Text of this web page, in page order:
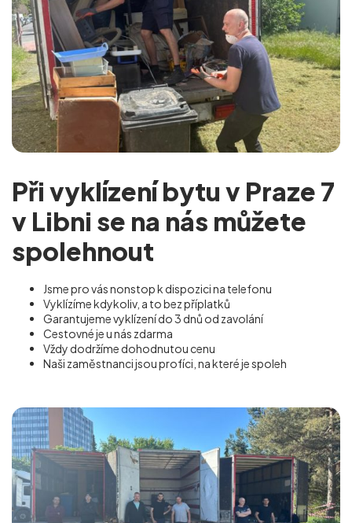
Při vyklízení bytu v Praze 7
v Libni se na nás můžete
spolehnout
Jsme pro vás nonstop k dispozici na telefonu
Vyklízíme kdykoliv, a to bez příplatků
Garantujeme vyklízení do 3 dnů od zavolání
Cestovné je u nás zdarma
Vždy dodržíme dohodnutou cenu
Naši zaměstnanci jsou profíci, na které je spoleh